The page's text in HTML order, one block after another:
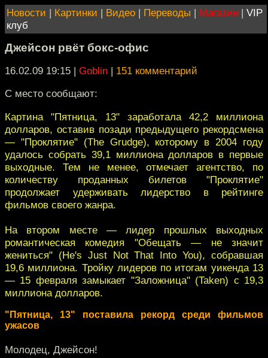
Новости | Картинки | Видео | Переводы | Магазин | VIP
клуб
Джейсон рвёт бокс-офис
16.02.09 19:15 | Goblin | 151 комментарий
C место сообщают:
Картина "Пятница, 13" заработала 42,2 миллиона
долларов, оставив позади предыдущего рекордсмена
— "Проклятие" (The Grudge), которому в 2004 году
удалось собрать 39,1 миллиона долларов в первые
выходные. Тем не менее, отмечает агентство, по
количеству проданных билетов "Проклятие"
продолжает удерживать лидерство в рейтинге
фильмов своего жанра.
На втором месте — лидер прошлых выходных
романтическая комедия "Обещать — не значит
жениться" (He's Just Not That Into You), собравшая
19,6 миллиона. Тройку лидеров по итогам уикенда 13
— 15 февраля замыкает "Заложница" (Taken) с 19,3
миллиона долларов.
"Пятница, 13" поставила рекорд среди фильмов
ужасов
Молодец, Джейсон!